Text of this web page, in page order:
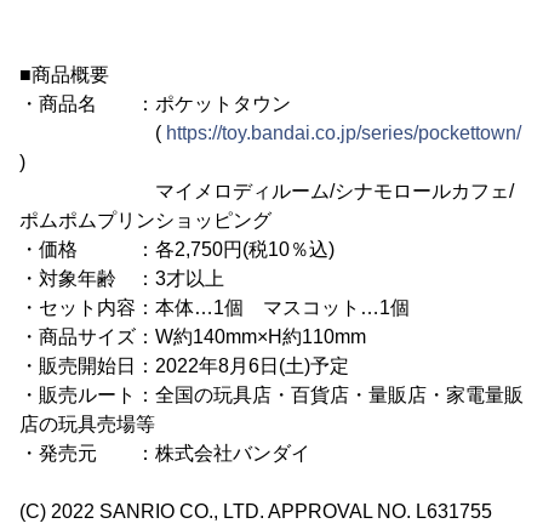
■商品概要
・商品名 ：ポケットタウン
( https://toy.bandai.co.jp/series/pockettown/
)
マイメロディルーム/シナモロールカフェ/
ポムポムプリンショッピング
・価格 ：各2,750円(税10％込)
・対象年齢 ：3才以上
・セット内容：本体…1個 マスコット…1個
・商品サイズ：W約140mm×H約110mm
・販売開始日：2022年8月6日(土)予定
・販売ルート：全国の玩具店・百貨店・量販店・家電量販
店の玩具売場等
・発売元 ：株式会社バンダイ
(C) 2022 SANRIO CO., LTD. APPROVAL NO. L631755